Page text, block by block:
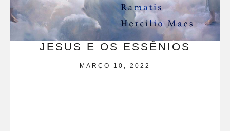
JESUS E OS ESSÊNIOS
MARÇO 10, 2022